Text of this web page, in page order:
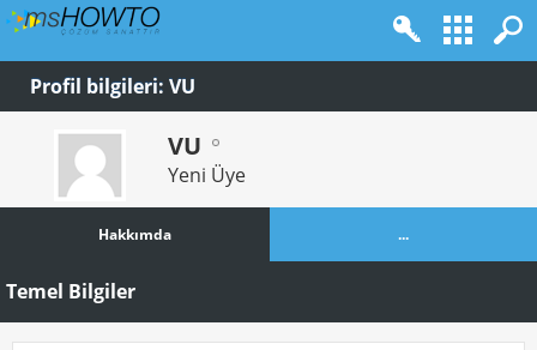
Profil bilgileri: VU
VU
Yeni Üye
Hakkımda ...
Temel Bilgiler